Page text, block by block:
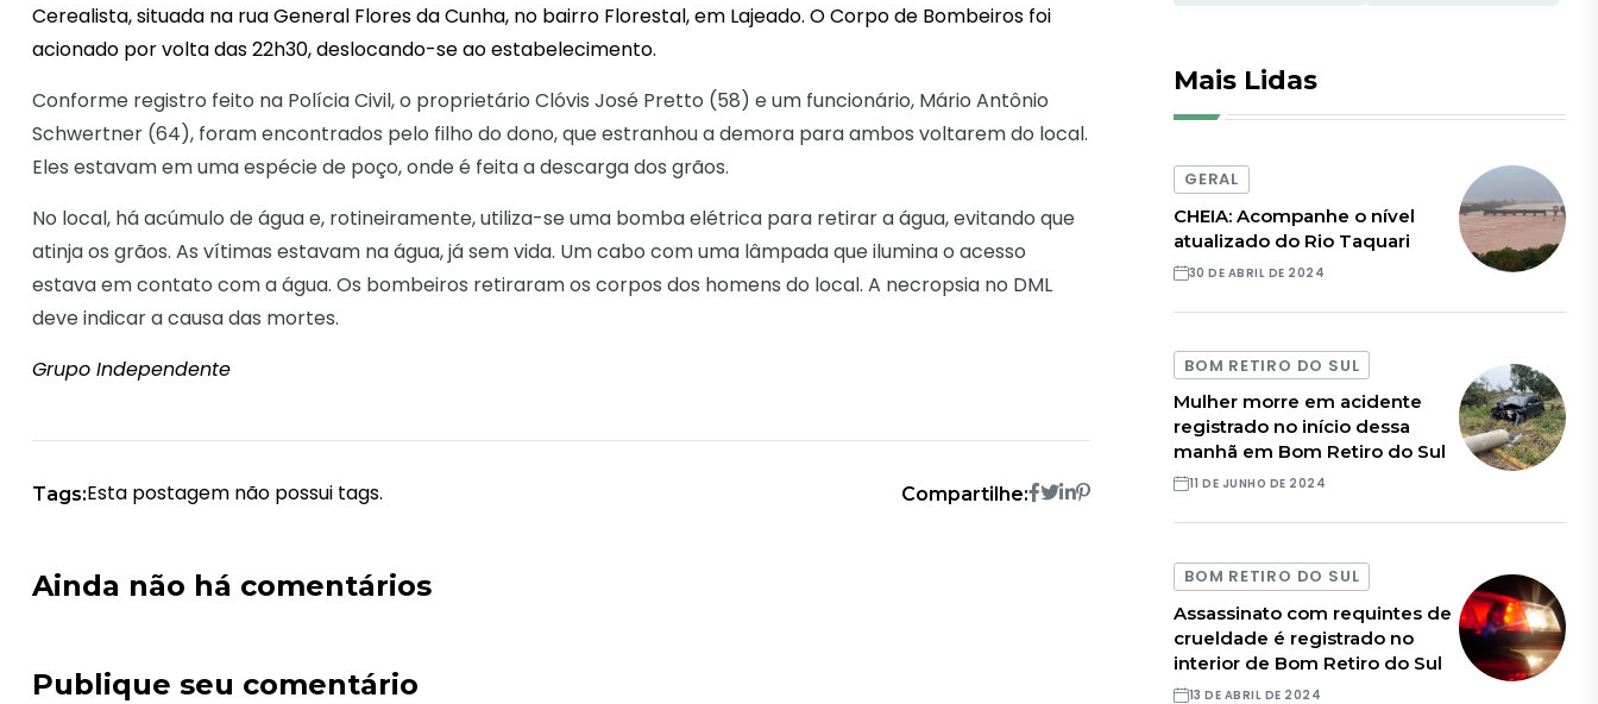
Cerealista, situada na rua General Flores da Cunha, no bairro Florestal, em Lajeado. O Corpo de Bombeiros foi
acionado por volta das 22h30, deslocando-se ao estabelecimento.
Conforme registro feito na Polícia Civil, o proprietário Clóvis José Pretto (58) e um funcionário, Mário Antônio
Schwertner (64), foram encontrados pelo filho do dono, que estranhou a demora para ambos voltarem do local.
Eles estavam em uma espécie de poço, onde é feita a descarga dos grãos.
No local, há acúmulo de água e, rotineiramente, utiliza-se uma bomba elétrica para retirar a água, evitando que
atinja os grãos. As vítimas estavam na água, já sem vida. Um cabo com uma lâmpada que ilumina o acesso
estava em contato com a água. Os bombeiros retiraram os corpos dos homens do local. A necropsia no DML
deve indicar a causa das mortes.
Grupo Independente
Tags:Esta postagem não possui tags. Compartilhe:
Ainda não há comentários
Publique seu comentário
Mais Lidas
GERAL
CHEIA: Acompanhe o nível
atualizado do Rio Taquari
30 DE ABRIL DE 2024
BOM RETIRO DO SUL
Mulher morre em acidente
registrado no início dessa
manhã em Bom Retiro do Sul
11 DE JUNHO DE 2024
BOM RETIRO DO SUL
Assassinato com requintes de
crueldade é registrado no
interior de Bom Retiro do Sul
13 DE ABRIL DE 2024